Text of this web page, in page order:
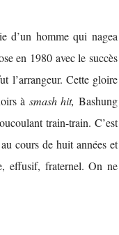
d’un homme qui nagea
en 1980 avec le succès
l’arrangeur. Cette gloire
à smash hit,Bashung
train-train. C’est
cours de huit années et
effusif, fraternel. On ne